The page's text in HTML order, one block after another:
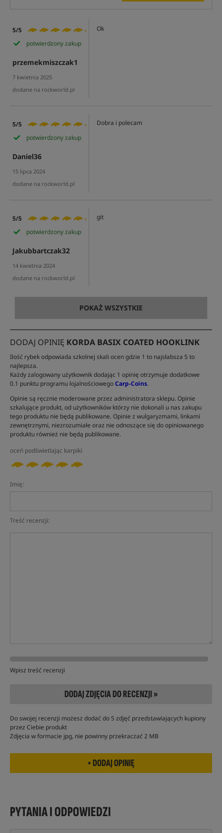
5/5
potwierdzony zakup
przemekmiszczak1
7 kwietnia 2025
dodane na rockworld.pl
Ok
5/5
potwierdzony zakup
Daniel36
15 lipca 2024
dodane na rockworld.pl
Dobra i polecam
5/5
potwierdzony zakup
Jakubbartczak32
14 kwietnia 2024
dodane na rockworld.pl
git
POKAŻ WSZYSTKIE
DODAJ OPINIĘ KORDA BASIX COATED HOOKLINK
Ilość rybek odpowiada szkolnej skali ocen gdzie 1 to najsłabsza 5 to
najlepsza.
Każdy zalogowany użytkownik dodając 1 opinię otrzymuje dodatkowe
0.1 punktu programu lojalnościowegoCarp-Coins.
Opinie są ręcznie moderowane przez administratora sklepu. Opinie
szkalujące produkt, od użytkowników którzy nie dokonali u nas zakupu
tego produktu nie będą publikowane. Opinie z wulgaryzmami, linkami
zewnętrznymi, niezrozumiałe oraz nie odnoszące się do opiniowanego
produktu również nie będą publikowane.
oceń podświetlając karpiki
Imię:
Treść recenzji:
Wpisz treść recenzji
DODAJ ZDJĘCIA DO RECENZJI »
Do swojej recenzji możesz dodać do 5 zdjęć przedstawiających kupiony
przez Ciebie produkt
Zdjęcia w formacie jpg, nie powinny przekraczać 2 MB
PYTANIA I ODPOWIEDZI